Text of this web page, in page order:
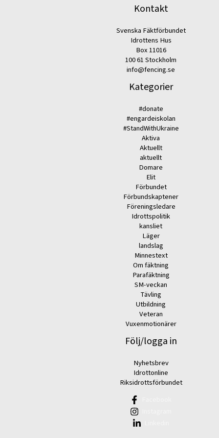
Kontakt
Svenska Fäktförbundet
Idrottens Hus
Box 11016
100 61 Stockholm
info@fencing.se
Kategorier
#donate
#engardeiskolan
#StandWithUkraine
Aktiva
Aktuellt
aktuellt
Domare
Elit
Förbundet
Förbundskaptener
Föreningsledare
Idrottspolitik
kansliet
Läger
landslag
Minnestext
Om fäktning
Parafäktning
SM-veckan
Tävling
Utbildning
Veteran
Vuxenmotionärer
Följ/logga in
Nyhetsbrev
Idrottonline
Riksidrottsförbundet